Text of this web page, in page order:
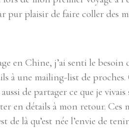
pur plaisir de faire coller des
en Chine, j’ai senti le besoin
à une mailing-list de proches.
de partager ce que je vivais
en détails à mon retour. Ces
de là qu’est née l’envie de